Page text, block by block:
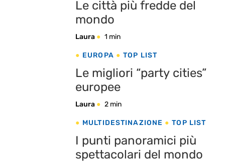
Le città più fredde del
mondo
Laura 1 min
EUROPA TOP LIST
Le migliori “party cities”
europee
Laura 2 min
MULTIDESTINAZIONE TOP LIST
I punti panoramici più
spettacolari del mondo